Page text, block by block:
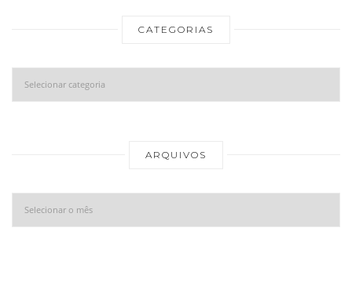
CATEGORIAS
Categorias
ARQUIVOS